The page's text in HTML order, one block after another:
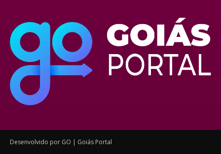
Desenvolvido por GO | Goiás Portal